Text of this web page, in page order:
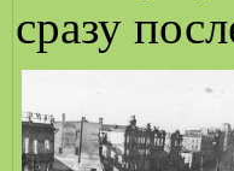
сразу